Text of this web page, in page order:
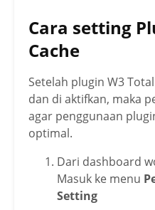
Cara setting
Cache
Setelah plugin W3
dan di aktifkan, maka
agar penggunaan
optimal.
Dari dashboard
Masuk ke menu
Setting